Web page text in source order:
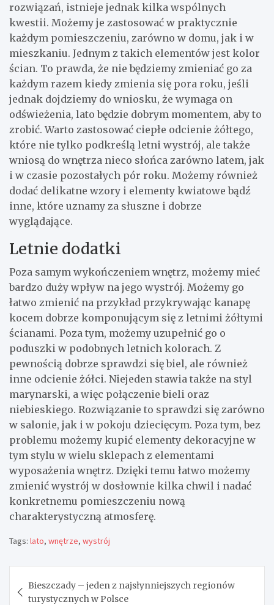
rozwiązań, istnieje jednak kilka wspólnych
kwestii. Możemy je zastosować w praktycznie
każdym pomieszczeniu, zarówno w domu, jak i w
mieszkaniu. Jednym z takich elementów jest kolor
ścian. To prawda, że nie będziemy zmieniać go za
każdym razem kiedy zmienia się pora roku, jeśli
jednak dojdziemy do wniosku, że wymaga on
odświeżenia, lato będzie dobrym momentem, aby to
zrobić. Warto zastosować ciepłe odcienie żółtego,
które nie tylko podkreślą letni wystrój, ale także
wniosą do wnętrza nieco słońca zarówno latem, jak
i w czasie pozostałych pór roku. Możemy również
dodać delikatne wzory i elementy kwiatowe bądź
inne, które uznamy za słuszne i dobrze
wyglądające.
Letnie dodatki
Poza samym wykończeniem wnętrz, możemy mieć
bardzo duży wpływ na jego wystrój. Możemy go
łatwo zmienić na przykład przykrywając kanapę
kocem dobrze komponującym się z letnimi żółtymi
ścianami. Poza tym, możemy uzupełnić go o
poduszki w podobnych letnich kolorach. Z
pewnością dobrze sprawdzi się biel, ale również
inne odcienie żółci. Niejeden stawia także na styl
marynarski, a więc połączenie bieli oraz
niebieskiego. Rozwiązanie to sprawdzi się zarówno
w salonie, jak i w pokoju dziecięcym. Poza tym, bez
problemu możemy kupić elementy dekoracyjne w
tym stylu w wielu sklepach z elementami
wyposażenia wnętrz. Dzięki temu łatwo możemy
zmienić wystrój w dosłownie kilka chwil i nadać
konkretnemu pomieszczeniu nową
charakterystyczną atmosferę.
Tags: lato, wnętrze, wystrój
wpisu
Bieszczady – jeden z najsłynniejszych regionów
turystycznych w Polsce